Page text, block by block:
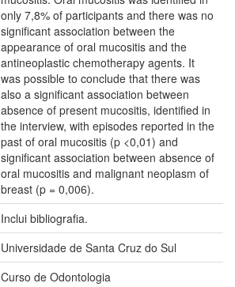
only 7,8% of participants and there was no
significant association between the
appearance of oral mucositis and the
antineoplastic chemotherapy agents. It
was possible to conclude that there was
also a significant association between
absence of present mucositis, identified in
the interview, with episodes reported in the
past of oral mucositis (p <0,01) and
significant association between absence of
oral mucositis and malignant neoplasm of
breast (p = 0,006).
Inclui bibliografia.
Universidade de Santa Cruz do Sul
Curso de Odontologia